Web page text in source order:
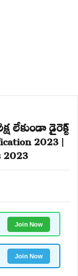
లేకుండా డైరెక్ట్
2023 |
2023
Join Now
Join Now